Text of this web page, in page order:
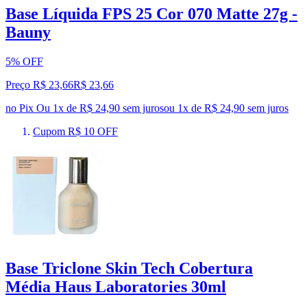
Base Líquida FPS 25 Cor 070 Matte 27g -
Bauny
5% OFF
Preço R$ 23,66R$ 23,66
no Pix Ou 1x de R$ 24,90 sem jurosou 1x de R$ 24,90 sem juros
Cupom R$ 10 OFF
Base Triclone Skin Tech Cobertura
Média Haus Laboratories 30ml